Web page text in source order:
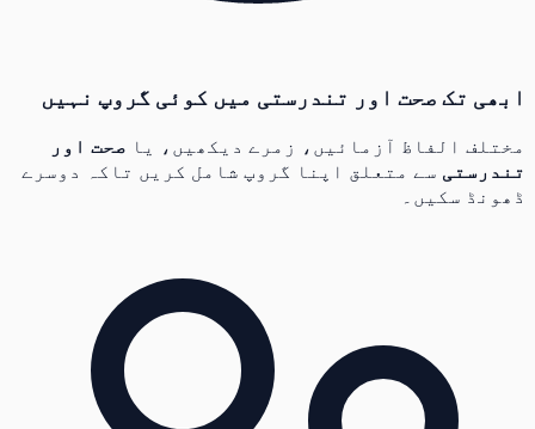
ابھی تک صحت اور تندرستی میں کوئی گروپ نہیں
مختلف الفاظ آزمائیں، زمرے دیکھیں، یا صحت اور
تندرستیسے متعلق اپنا گروپ شامل کریں تاکہ دوسرے
ڈھونڈ سکیں۔